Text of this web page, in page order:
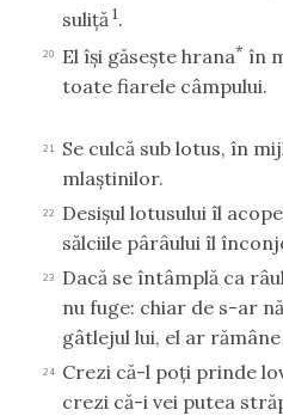
suliţă 1.
20 El îşi găseşte hrana* în
toate fiarele câmpului.
21
Se culcă sub lotus, în
mlaştinilor.
22
Desişul lotusului îl
sălciile pârâului îl
23
Dacă se întâmplă ca
nu fuge: chiar de s-ar
gâtlejul lui, el ar
24
Crezi că-l poţi prinde
crezi că-i vei putea